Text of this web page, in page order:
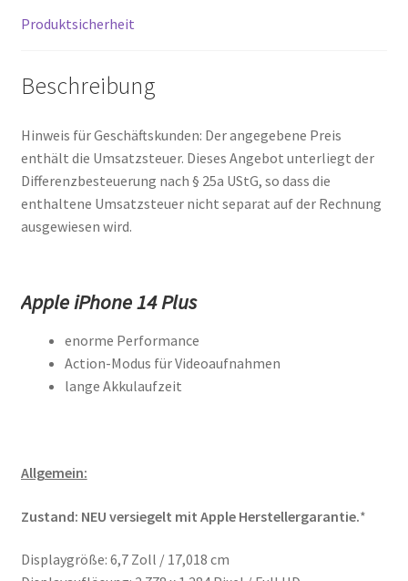
Produktsicherheit
Beschreibung
Hinweis für Geschäftskunden: Der angegebene Preis
enthält die Umsatzsteuer. Dieses Angebot unterliegt der
Differenzbesteuerung nach § 25a UStG, so dass die
enthaltene Umsatzsteuer nicht separat auf der Rechnung
ausgewiesen wird.
Apple iPhone 14 Plus
enorme Performance
Action-Modus für Videoaufnahmen
lange Akkulaufzeit
Allgemein:
Zustand: NEU versiegelt mit Apple Herstellergarantie.*
Displaygröße: 6,7 Zoll / 17,018 cm